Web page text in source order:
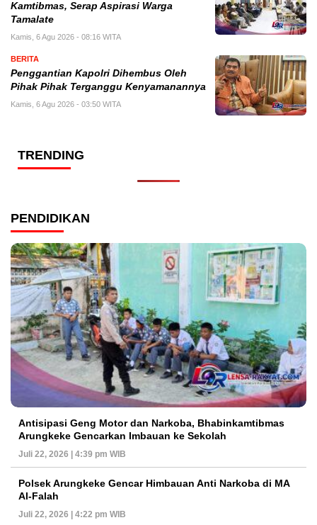
Kamtibmas, Serap Aspirasi Warga
Tamalate
Kamis, 6 Agu 2026 - 08:16 WITA
BERITA
Penggantian Kapolri Dihembus Oleh
Pihak Pihak Terganggu Kenyamanannya
Kamis, 6 Agu 2026 - 03:50 WITA
TRENDING
PENDIDIKAN
Antisipasi Geng Motor dan Narkoba, Bhabinkamtibmas
Arungkeke Gencarkan Imbauan ke Sekolah
Juli 22, 2026 | 4:39 pm WIB
Polsek Arungkeke Gencar Himbauan Anti Narkoba di MA
Al-Falah
Juli 22, 2026 | 4:22 pm WIB